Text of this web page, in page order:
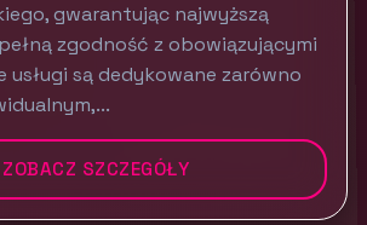
gwarantując najwyższą
zgodność z obowiązującymi
usługi są dedykowane zarówno
ZOBACZ SZCZEGÓŁY